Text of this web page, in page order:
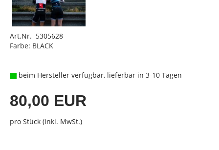
Art.Nr. 5305628
Farbe: BLACK
beim Hersteller verfügbar, lieferbar in 3-10 Tagen
80,00 EUR
pro Stück (inkl. MwSt.)